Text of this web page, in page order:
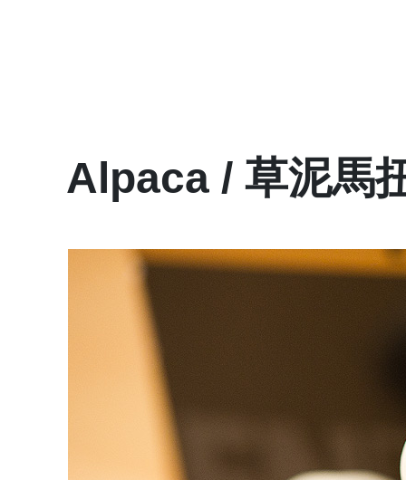
Alpaca / 草泥馬